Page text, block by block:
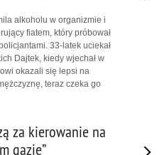
alkoholu w organizmie i
fiatem, który próbował
33-latek uciekał
Dajtek, kiedy wjechał w
okazali się lepsi na
teraz czeka go
za kierowanie na
gazie”